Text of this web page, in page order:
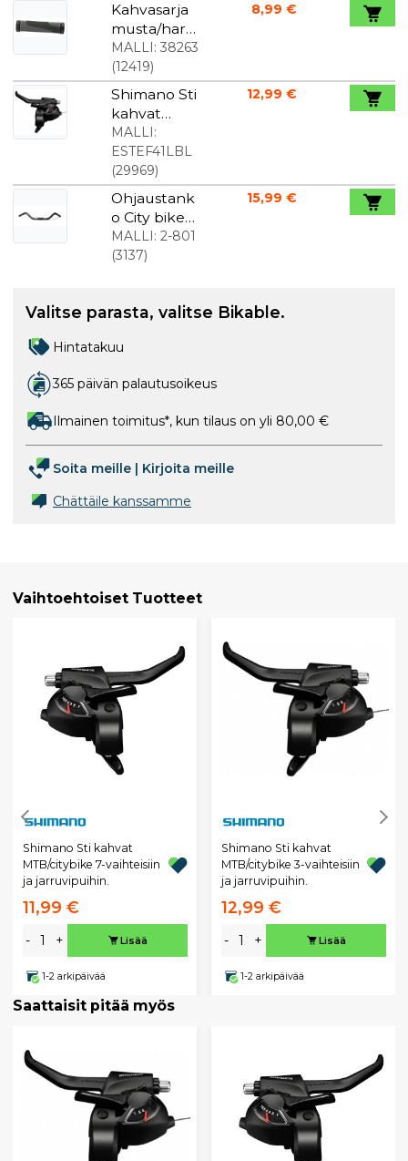
Kahvasarja
musta/har
maa lukolla
MALLI: 38263
(12419)
8,99 €
Shimano Sti
kahvat
MTB/citybik
e 3-
vaihteisiin ja
jarruvipuihi
n.
MALLI:
ESTEF41LBL
(29969)
12,99 €
Ohjaustank
o City bike
70 mm
korkea
MALLI: 2-801
(3137)
15,99 €
Valitse parasta, valitse Bikable.
Hintatakuu
365 päivän palautusoikeus
Ilmainen toimitus*, kun tilaus on yli 80,00 €
Soita meille | Kirjoita meille
Chättäile kanssamme
Vaihtoehtoiset Tuotteet
Shimano Sti kahvat
MTB/citybike 7-vaihteisiin
ja jarruvipuihin.
11,99 €
- + Lisää
1-2 arkipäivää
Shimano Sti kahvat
MTB/citybike 3-vaihteisiin
ja jarruvipuihin.
12,99 €
- + Lisää
1-2 arkipäivää
Saattaisit pitää myös